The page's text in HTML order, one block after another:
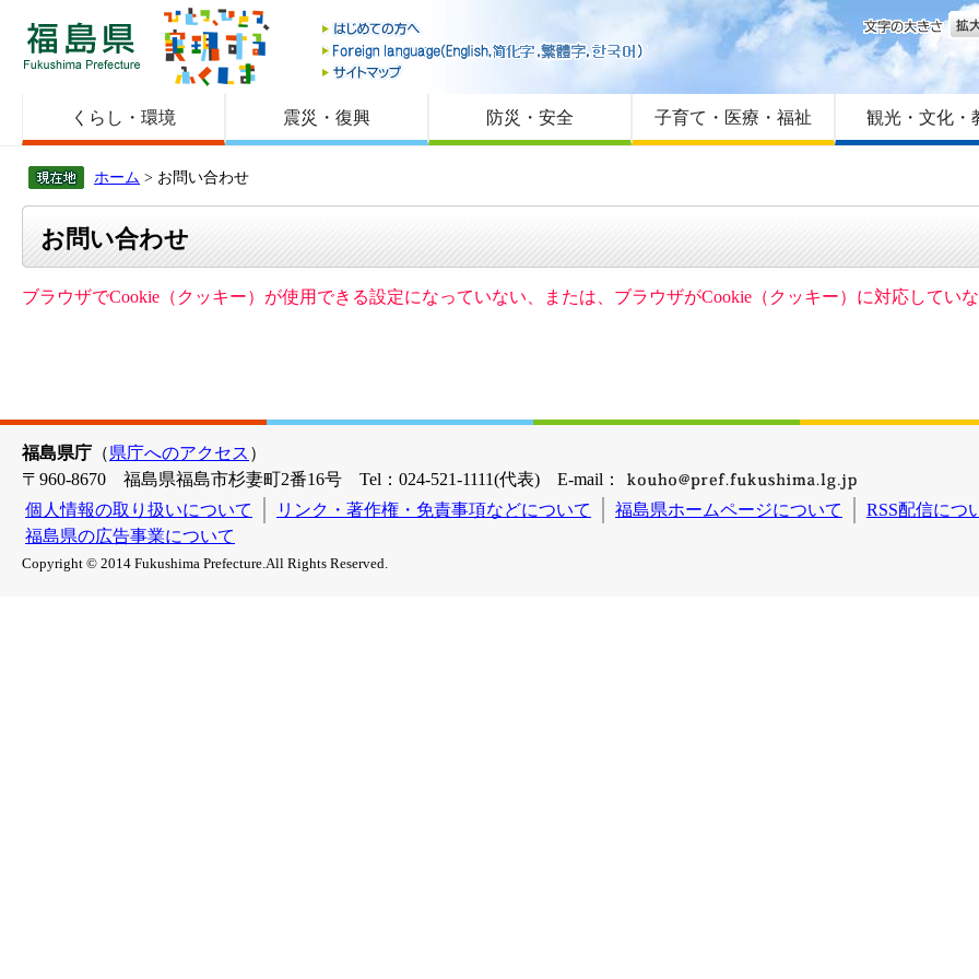
福島県
はじめての方へ
Foreign language
サイトマップ
文字
くらし・環境 震災・復興 防災・安全 子育て・医療・福祉 観光・文化・
ホーム > お問い合わせ
お問い合わせ
ブラウザでCookie（クッキー）が使用できる設定になっていない、または、ブラウザがCookie（クッキー）に対応してい
福島県庁 （県庁へのアクセス ）
〒960-8670 福島県福島市杉妻町2番16号 Tel：024-521-1111(代表) E-mail：
個人情報の取り扱いについて
リンク・著作権・免責事項などについて 福島県ホームページについて
RSS配信につ
福島県の広告事業について
Copyright © 2014 Fukushima Prefecture.All Rights Reserved.